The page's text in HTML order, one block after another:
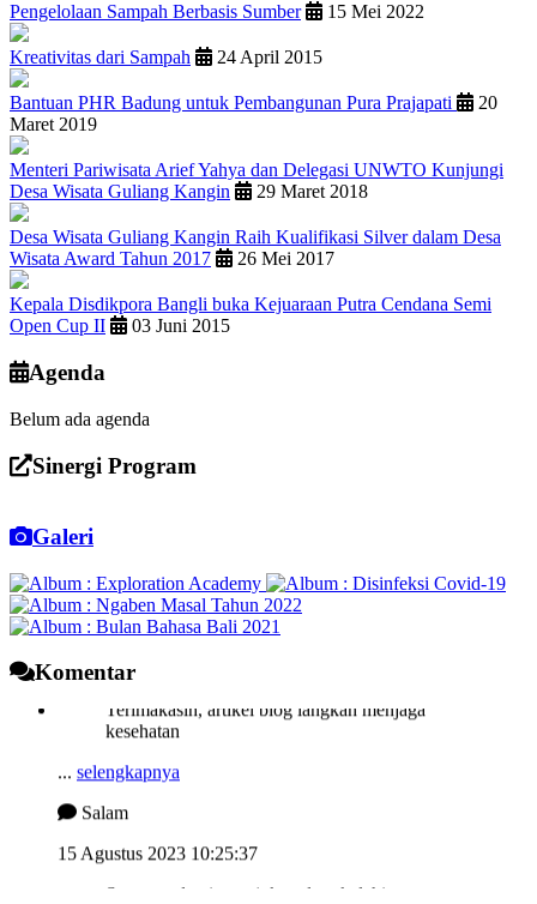
Pengelolaan Sampah Berbasis Sumber 15 Mei 2022
Kreativitas dari Sampah 24 April 2015
Bantuan PHR Badung untuk Pembangunan Pura Prajapati
20
Maret 2019
Menteri Pariwisata Arief Yahya dan Delegasi UNWTO Kunjungi
Desa Wisata Guliang Kangin
29 Maret 2018
Desa Wisata Guliang Kangin Raih Kualifikasi Silver dalam Desa
Wisata Award Tahun 2017
26 Mei 2017
Kepala Disdikpora Bangli buka Kejuaraan Putra Cendana Semi
Open Cup II
03 Juni 2015
Agenda
Belum ada agenda
Sinergi Program
Galeri
Komentar
kesehatan